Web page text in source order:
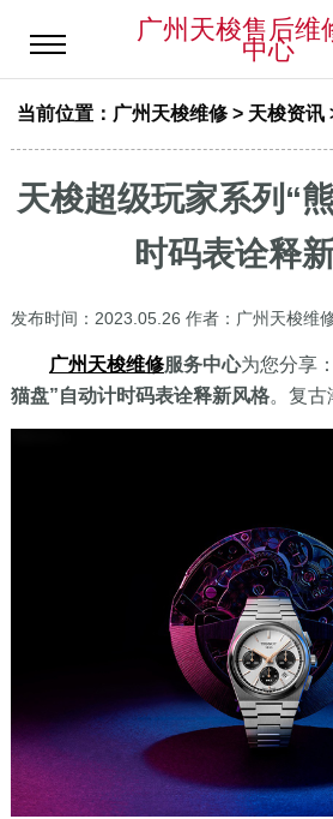
广州天梭售后维
中心
当前位置： 广州天梭维修> 天梭资讯
天梭超级玩家系列“
时码表诠释
发布时间：2023.05.26 作者：广州天梭维
广州天梭维修服务中心为您分享：
猫盘”自动计时码表诠释新风格。复古